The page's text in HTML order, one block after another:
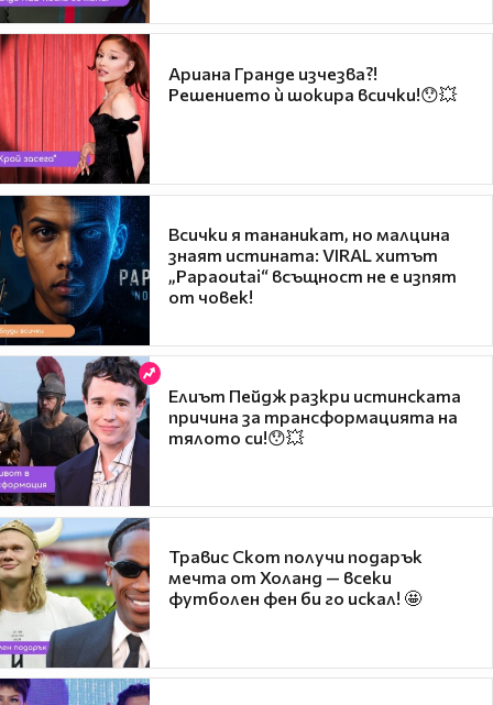
Ариана Гранде изчезва?!
Решението ѝ шокира всички!😯💥
Всички я тананикат, но малцина
знаят истината: VIRAL хитът
„Papaoutai“ всъщност не е изпят
от човек!
Елиът Пейдж разкри истинската
причина за трансформацията на
тялото си!😯💥
Травис Скот получи подарък
мечта от Холанд — всеки
футболен фен би го искал! 🤩